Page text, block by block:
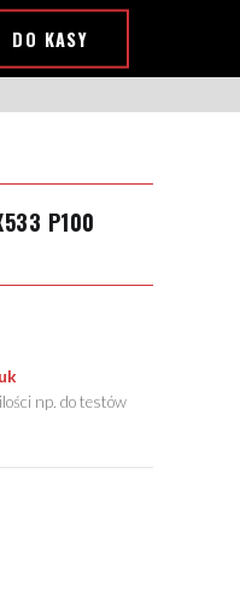
DO KASY
P100
np. do testów